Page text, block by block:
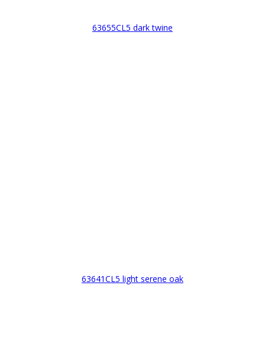
63655CL5 dark twine
63641CL5 light serene oak